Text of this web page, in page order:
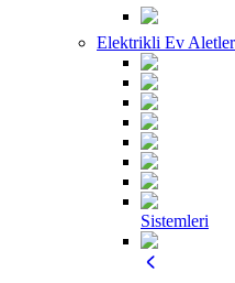
Elektrikli Ev
Sistemleri